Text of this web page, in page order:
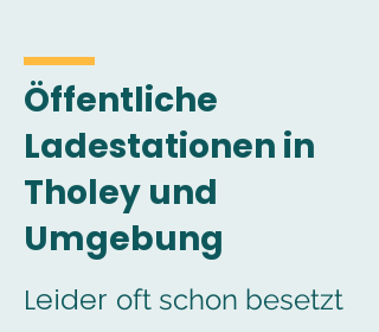
Öffentliche
Ladestationen in
Tholey und
Umgebung
Leider oft schon besetzt